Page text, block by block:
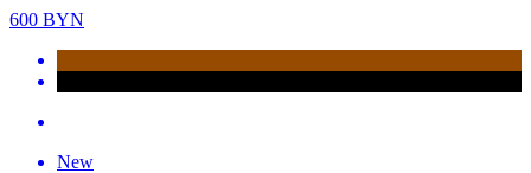
600 BYN
New